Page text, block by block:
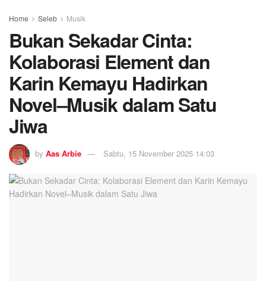
Home Seleb Musik
Bukan Sekadar Cinta:
Kolaborasi Element dan
Karin Kemayu Hadirkan
Novel–Musik dalam Satu
Jiwa
by Aas Arbie Sabtu, 15 November 2025 14:03